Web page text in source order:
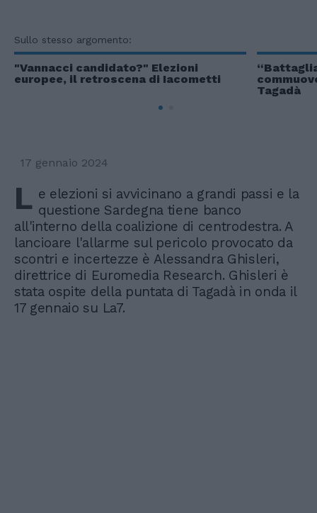
Sullo stesso argomento:
"Vannacci candidato?" Elezioni
europee, il retroscena di Iacometti
Tagadà
17 gennaio 2024
L e elezioni si avvicinano a grandi passi e la
questione Sardegna tiene banco
all'interno della coalizione di centrodestra. A
lancioare l'allarme sul pericolo provocato da
scontri e incertezze è Alessandra Ghisleri,
direttrice di Euromedia Research. Ghisleri è
stata ospite della puntata di Tagadà in onda il
17 gennaio su La7.